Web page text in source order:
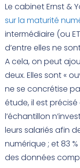
Le cabinet Ernst &
sur la maturité
intermédiaire (ou
d’entre elles ne
A cela, on peut
deux. Elles sont «
ne se concrétise
étude, il est
l’échantillon
leurs salariés afin
numérique ; et 83
des données